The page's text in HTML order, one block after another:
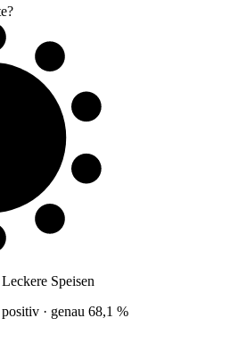
Leckere Speisen
· genau 68,1 %